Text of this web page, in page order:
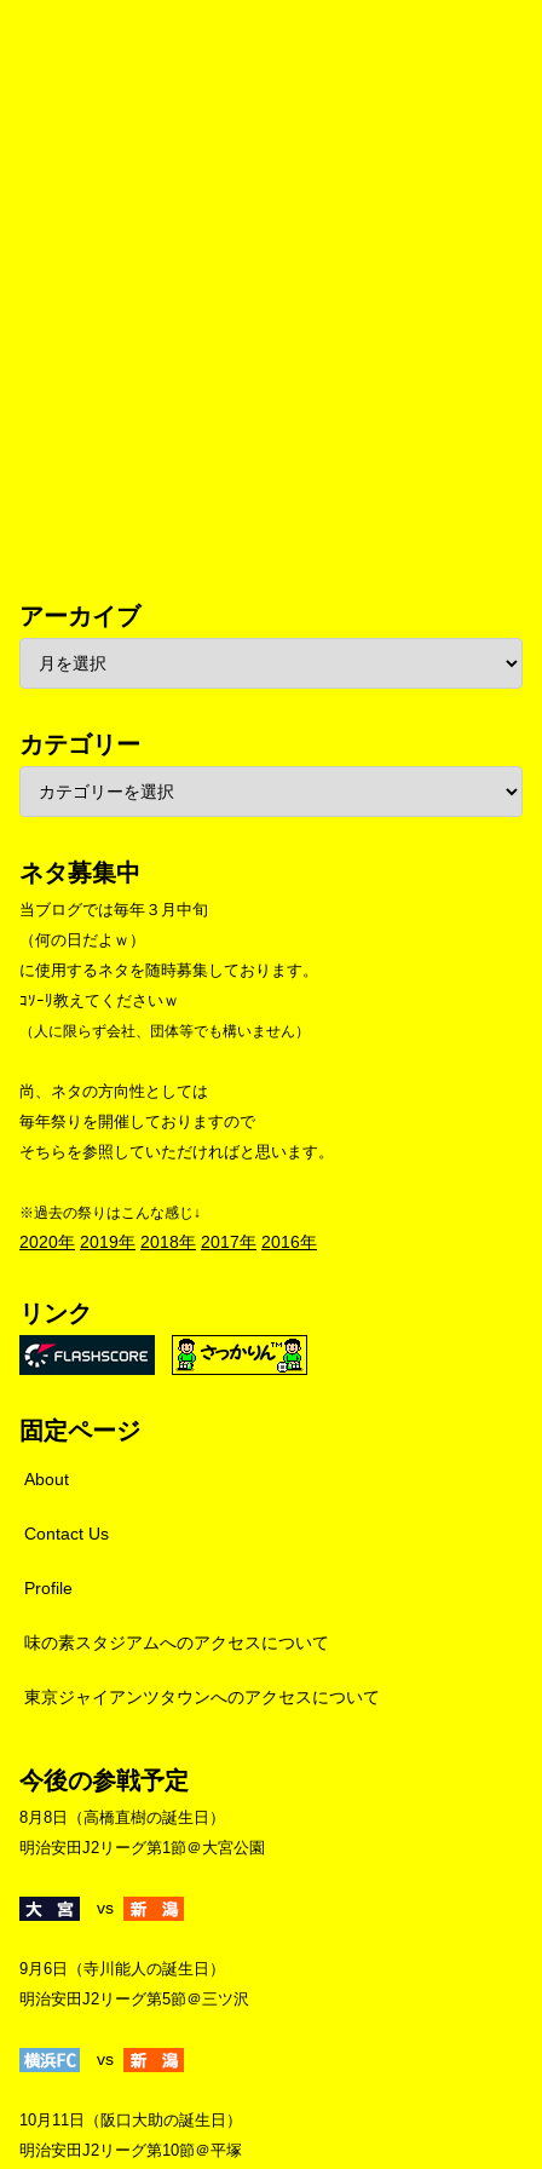
アーカイブ
カテゴリー
ネタ募集中
当ブログでは毎年３月中旬
（何の日だよｗ）
に使用するネタを随時募集しております。
ｺｿｰﾘ教えてくださいｗ
（人に限らず会社、団体等でも構いません）
尚、ネタの方向性としては
毎年祭りを開催しておりますので
そちらを参照していただければと思います。
※過去の祭りはこんな感じ↓
2020年 2019年 2018年 2017年 2016年
リンク
固定ページ
About
Contact Us
Profile
味の素スタジアムへのアクセスについて
東京ジャイアンツタウンへのアクセスについて
今後の参戦予定
8月8日（高橋直樹の誕生日）
明治安田J2リーグ第1節＠大宮公園
vs
9月6日（寺川能人の誕生日）
明治安田J2リーグ第5節＠三ツ沢
vs
10月11日（阪口大助の誕生日）
明治安田J2リーグ第10節＠平塚